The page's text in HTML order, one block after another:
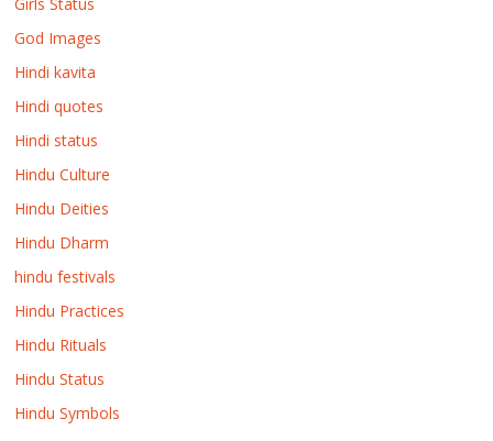
God Images
Hindi kavita
Hindi quotes
Hindi status
Hindu Culture
Hindu Deities
Hindu Dharm
hindu festivals
Hindu Practices
Hindu Rituals
Hindu Status
Hindu Symbols